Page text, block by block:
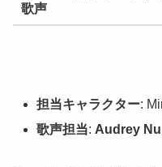
歌声
担当キャラクター:
歌声担当: Audrey